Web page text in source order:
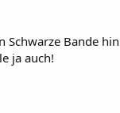
Schwarze Bande hin
ja auch!